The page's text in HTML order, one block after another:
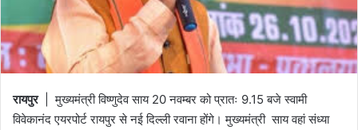
रायपुर
| मुख्यमंत्री विष्णुदेव साय 20 नवम्बर को प्रातः 9.15 बजे स्वामी
विवेकानंद एयरपोर्ट रायपुर से नई दिल्ली रवाना होंगे। मुख्यमंत्री साय वहां संध्या